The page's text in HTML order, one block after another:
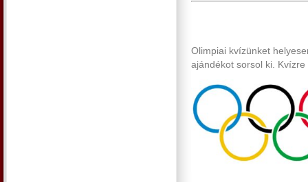
Olimpiai kvízünket
ajándékot sorsol ki. Kvízre